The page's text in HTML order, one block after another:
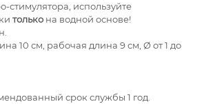
стимулятора, используйте
только на водной основе!
10 см, рабочая длина 9 см, Ø от 1 до
срок службы 1 год.